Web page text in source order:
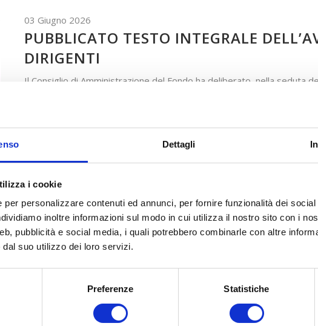
Dettagli
i cookie
per personalizzare contenuti ed annunci, per fornire funzionalità dei
inoltre informazioni sul modo in cui utilizza il nostro sito con i
pubblicità e social media, i quali potrebbero combinarle con altre
suo utilizzo dei loro servizi.
Preferenze Statistiche
03 Giugno 2026
PUBBLICATO TESTO INTEGRALE
DIRIGENTI
Il Consiglio di Amministrazione del Fondo ha deliberato, nella seduta
, la cui dotazione economica è pari a € 500.000,00, per il
Dirigenti con modalità a sportello fino esaurimento risorse. Gazzetta
Modalità e termini di presentazione delle proposte progettuali:
Scadenze
alle Parti Sociali per la condivisione)
sportello 30 aprile 2027 – ore 16:00